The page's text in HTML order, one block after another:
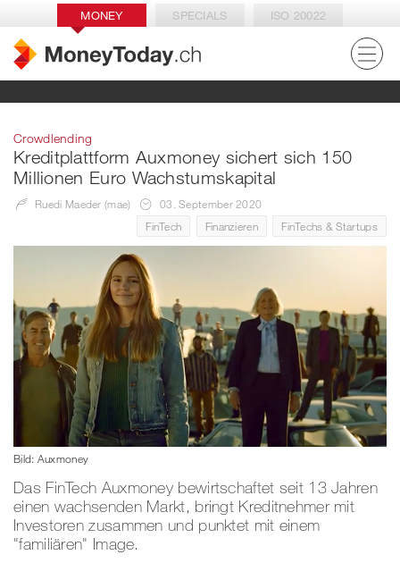
MONEY SPECIALS ISO 20022
Crowdlending
Kreditplattform Auxmoney sichert sich 150
Millionen Euro Wachstumskapital
Ruedi Maeder (mae)
03. September 2020
FinTech
Finanzieren FinTechs & Startups
Bild: Auxmoney
Das FinTech Auxmoney bewirtschaftet seit 13 Jahren
einen wachsenden Markt, bringt Kreditnehmer mit
Investoren zusammen und punktet mit einem
"familiären" Image.